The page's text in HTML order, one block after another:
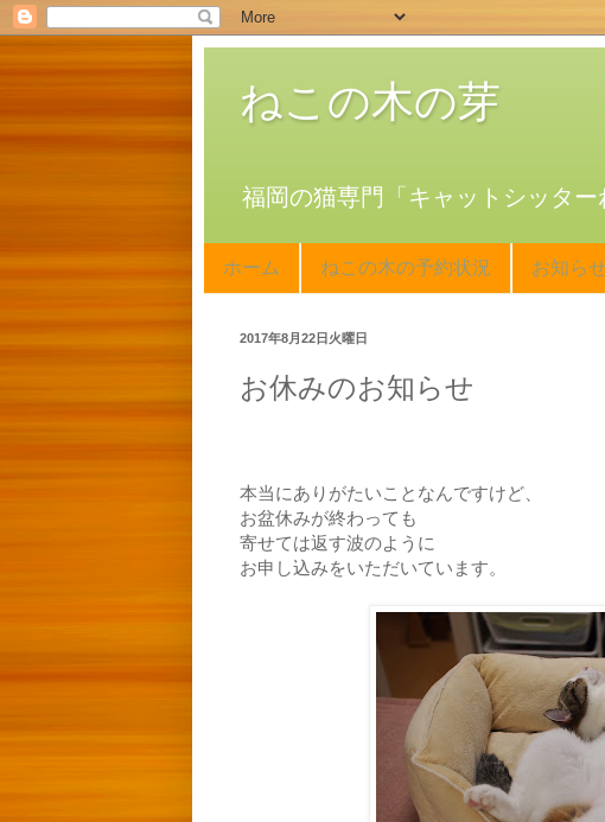
ねこの木の芽
福岡の猫専門「キャットシッタ
ホーム ねこの木の予約状況 お知ら
2017年8月22日火曜日
お休みのお知らせ
本当にありがたいことなんですけど、
お盆休みが終わっても
寄せては返す波のように
お申し込みをいただいています。